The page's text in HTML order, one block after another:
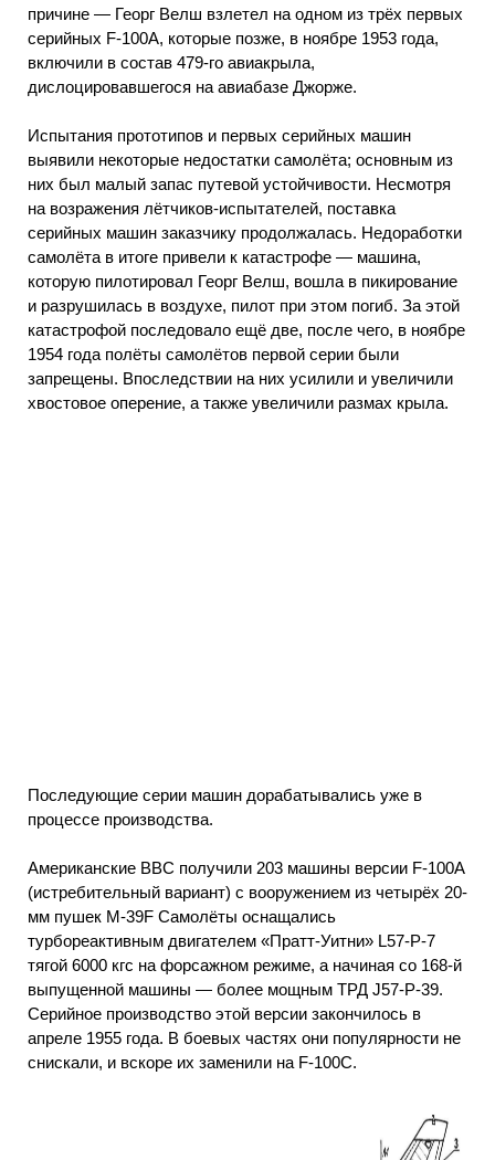
причине — Георг Велш взлетел на одном из трёх первых
серийных F-100А, которые позже, в ноябре 1953 года,
включили в состав 479-го авиакрыла,
дислоцировавшегося на авиабазе Джорже.
Испытания прототипов и первых серийных машин
выявили некоторые недостатки самолёта; основным из
них был малый запас путевой устойчивости. Несмотря
на возражения лётчиков-испытателей, поставка
серийных машин заказчику продолжалась. Недоработки
самолёта в итоге привели к катастрофе — машина,
которую пилотировал Георг Велш, вошла в пикирование
и разрушилась в воздухе, пилот при этом погиб. За этой
катастрофой последовало ещё две, после чего, в ноябре
1954 года полёты самолётов первой серии были
запрещены. Впоследствии на них усилили и увеличили
хвостовое оперение, а также увеличили размах крыла.
Последующие серии машин дорабатывались уже в
процессе производства.
Американские ВВС получили 203 машины версии F-100А
(истребительный вариант) с вооружением из четырёх 20-
мм пушек М-39F Самолёты оснащались
турбореактивным двигателем «Пратт-Уитни» L57-Р-7
тягой 6000 кгс на форсажном режиме, а начиная со 168-й
выпущенной машины — более мощным ТРД J57-Р-39.
Серийное производство этой версии закончилось в
апреле 1955 года. В боевых частях они популярности не
снискали, и вскоре их заменили на F-100С.